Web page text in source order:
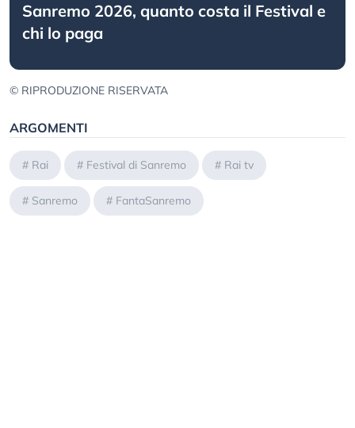
Sanremo 2026, quanto costa il Festival e
chi lo paga
© RIPRODUZIONE RISERVATA
ARGOMENTI
# Rai # Festival di Sanremo # Rai tv
# Sanremo # FantaSanremo